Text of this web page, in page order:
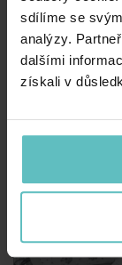
sdílíme se
analýzy.
dalšími
získali v
Organizér na
52×52 -
velvet